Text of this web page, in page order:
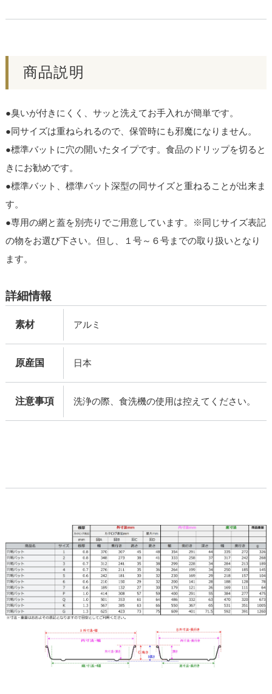
商品説明
●臭いが付きにくく、サッと洗えてお手入れが簡単です。
●同サイズは重ねられるので、保管時にも邪魔になりません。
●標準バットに穴の開いたタイプです。食品のドリップを切ると
きにお勧めです。
●標準バット、標準バット深型の同サイズと重ねることが出来ま
す。
●専用の網と蓋を別売りでご用意しています。※同じサイズ表記
の物をお選び下さい。但し、１号～６号までの取り扱いとなり
ます。
詳細情報
素材 アルミ
原産国 日本
注意事項 洗浄の際、食洗機の使用は控えてください。